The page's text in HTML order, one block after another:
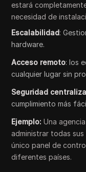
estará
necesidad de
Escalabilidad:
hardware.
Acceso remoto: los
cualquier lugar sin
Seguridad
cumplimiento más
Ejemplo: Una
administrar todas
único panel de
diferentes países.